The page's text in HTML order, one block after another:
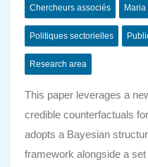
Chercheurs associés
Politiques sectorielles
Research area
This paper leverages a
credible counterfactuals
adopts a Bayesian
framework alongside a